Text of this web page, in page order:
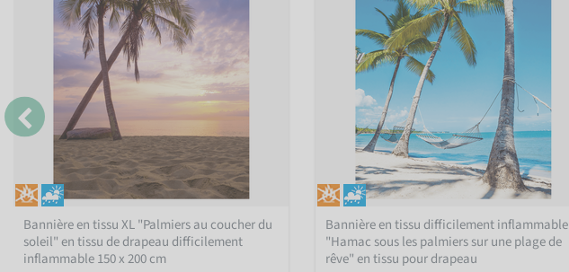
Bannière en tissu XL "Palmiers au coucher du
soleil" en tissu de drapeau difficilement
inflammable 150 x 200 cm
Bannière en tissu difficilement inflammable
"Hamac sous les palmiers sur une plage de
rêve" en tissu pour drapeau